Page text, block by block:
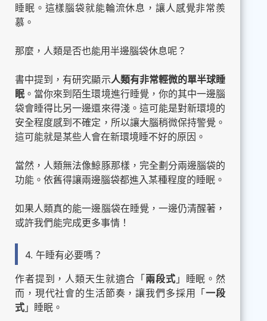
睡眠。這樣腦袋就能輪流休息，讓人感覺非常羨
慕。
那麼，人類是否也能用半邊腦袋休息呢？
書中提到，有研究顯示人類有非常輕微的單半球睡
眠 。當你來到陌生環境進行睡覺，你的其中一邊腦
袋會睡得比另一邊還來得淺。這可能是對新環境的
安全程度感到不確定，所以讓大腦稍微保持警覺。
這可能就是某些人會在新環境睡不好的原因。
當然，人類無法像鯨豚那樣，完全劃分兩邊腦袋的
功能。依舊得讓兩邊腦袋都進入某種程度的睡眠。
如果人類真的能一邊腦袋在睡覺，一邊仍清醒著，
或許我們能完成更多事情！
4. 午睡有必要嗎？
作者提到，人類天生就適合「兩段式 」睡眠。然
而，現代社會的生活節奏，讓我們多採用「一段
式 」睡眠。